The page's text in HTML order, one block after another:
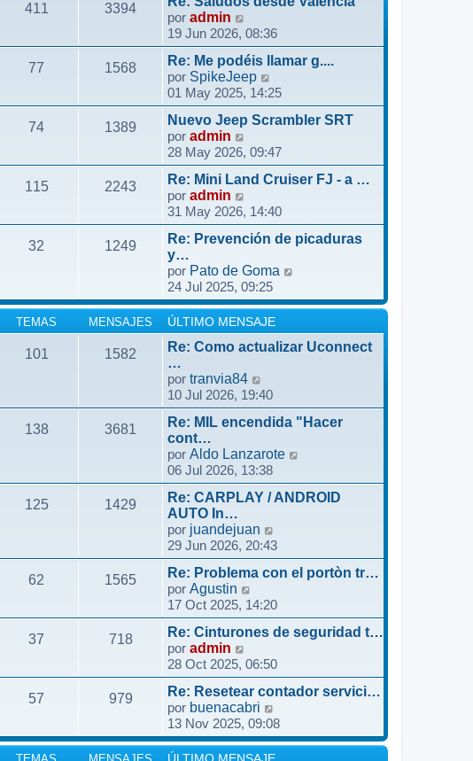
e
n
s
a
j
e
t
i
m
o
m
e
n
s
a
j
e
411 3394
por admin
e
r
ú
l
t
i
o
m
e
s
a
e
19 Jun 2026, 08:36
77 1568
Re: Me podéis llamar g....
por SpikeJeep
e
r
ú
l
t
i
o
m
e
s
a
j
e
01 May 2025, 14:25
74 1389
Nuevo Jeep Scrambler SRT
por admin
e
r
ú
t
i
o
m
e
n
s
a
j
e
28 May 2026, 09:47
115 2243
Re: Mini Land Cruiser FJ - a …
por admin
e
r
ú
l
t
i
m
o
m
n
s
a
j
e
31 May 2026, 14:40
32 1249
Re: Prevención de picaduras
y…
por Pato de Goma
r
l
t
o
m
n
a
j
24 Jul 2025, 09:25
TEMAS MENSAJES ÚLTIMO MENSAJE
101 1582
Re: Como actualizar Uconnect
…
por tranvia84
e
r
ú
t
i
m
m
e
n
s
a
j
e
10 Jul 2026, 19:40
138 3681
Re: MIL encendida "Hacer
cont…
por Aldo Lanzarote
r
ú
i
m
e
n
j
06 Jul 2026, 13:38
125 1429
Re: CARPLAY / ANDROID
AUTO In…
por juandejuan
e
r
ú
l
t
i
o
m
e
s
a
29 Jun 2026, 20:43
62 1565
Re: Problema con el portòn tr…
por Agustin
e
r
ú
l
t
i
m
o
m
e
17 Oct 2025, 14:20
37 718
Re: Cinturones de seguridad t…
por admin
e
r
ú
l
i
28 Oct 2025, 06:50
57 979
Re: Resetear contador servici…
por buenacabri
e
r
ú
13 Nov 2025, 09:08